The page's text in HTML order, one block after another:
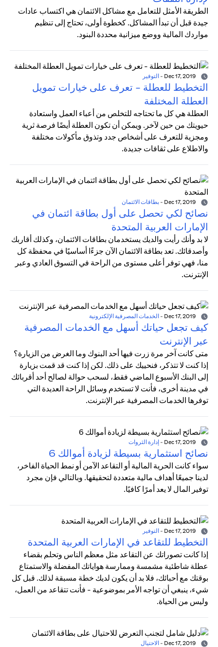
الطريقة الأمثل للتعامل مع مشاكل الائتمان هي اكتساب عادات
جيدة قبل أن تبدأ المشاكل. كخطوة أولى، تحتاج إلى تنظيم
مواردك المالية ووضع ميزانية محددة البنود.
- التوفير
التخطيط للعطلة - تعرف على خيارات تمويل
العطلة المختلفة
العطلة هي كل ما تحتاجه للتخلص من أعباء العمل واستعادة
حيويتك من حين لآخر. ويمكن أن تكون العطلة أيضًا فرصة ثرية
ومجزية للتعرف على أشخاص جدد وتذوق مأكولات مختلفة
والاطلاع على ثقافات جديدة.
- بطاقات الائتمان
نصائح لكي تحصل على أول بطاقة ائتمان في
الإمارات العربية المتحدة
لا بد وأنك رأيت والديك يستخدمان بطاقات الائتمان، وكذلك أقاربك
وأصدقائك. تعد بطاقة الائتمان الآن جزءًا أساسيًا في محفظة كل
منا، فهي توفر أعلى مستوى من الراحة في التسوق العادي وعبر
الإنترنت.
- الخدمات المصرفية الإلكترونية
كيف تجعل حياتك أسهل مع الخدمات المصرفية
عبر الإنترنت
متى كانت آخر مرة زرت فيها أحد البنوك وما الغرض من الزيارة؟
إذا كنت لا تتذكر، فنحييك على ذلك. لكن إذا كنت قد قمت بزيارة
إلى البنك الأسبوع الماضي فقط، لسحب حوالة لصالح أحد أقربائك
في مدينة أخرى، فأنت لا تستخدم وسائل الراحة العديدة التي
توفرها الخدمات المصرفية عبر الإنترنت.
- إدارة الثروات
نصائح استثمارية بسيطة لزيادة أموالك 6
سواء كانت الحرية المالية أو التقاعد الآمن أو نمط الحياة الفاخر،
لدينا جميعًا أهداف مالية متعددة لتحقيقها. وبالتالي فإن مجرد
توفير المال لا يعد أمرًا كافيًا.
- التوفير
التخطيط للتقاعد في الإمارات العربية المتحدة
إذا كانت تصوراتك عن التقاعد مثل معظم الناس وتحلم بقضاء
عطلة شاطئية مشمسة وممارسة هواياتك المفضلة والاستمتاع
بوقتك مع أحبائك، فلا بد أن يكون لديك خطة مسبقة لذلك. قبل كل
شيء، ينبغي أن تواجه الأمر بموضوعية - فأنت تتقاعد من العمل،
وليس من الحياة.
- الاحتيال